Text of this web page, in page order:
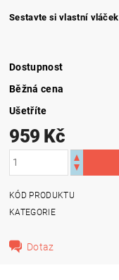
Sestavte si vlastní vláček
Dostupnost
Běžná cena
Ušetříte
959 Kč
KÓD PRODUKTU
KATEGORIE
Dotaz